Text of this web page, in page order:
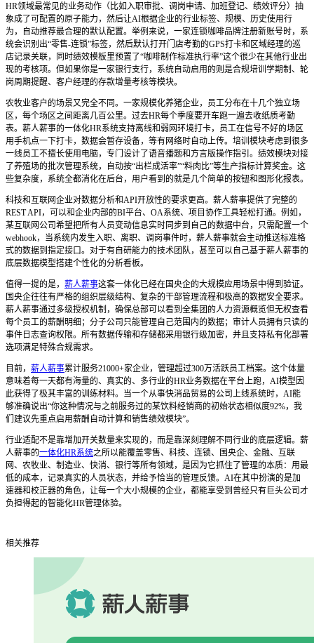
HR领域最常见的业务动作（比如入职审批、调岗申请、加班登记、绩效评分）抽
象成了可配置的原子能力，然后让AI根据企业的行业标签、规模、历史使用行
为，自动推荐最合理的默认配置。举例来说，一家连锁咖啡品牌注册新账号时，系
统会识别出“零售-连锁”标签，然后默认打开门店考勤的GPS打卡和区域经理的巡
店记录关联，同时绩效模板里预置了“咖啡制作标准执行率”这个很少在其他行业出
现的考核项。但如果你是一家银行支行，系统自动启用的则是合规培训学期制、轮
岗周期提醒、客户经理的存款增量考核等模块。
农牧业客户的场景又完全不同。一家规模化养猪企业，员工分布在十几个独立场
区，每个场区之间距离几百公里。过去HR每个季度要开车跑一遍去收纸质考勤
表。薪人薪事的一体化HR系统支持离线和弱网环境打卡，员工在信号不好的场区
用手机点一下打卡，数据会暂存设备，等有网络时自动上传。培训模块考虑到很多
一线员工不擅长使用电脑，专门设计了语音播题和方言版操作指引。绩效模块对接
了养殖场的批次管理系统，自动按“出栏成活率”“料肉比”等生产指标计算奖金。这
些复杂度，系统全都消化在后台，用户看到的就是几个简单的按钮和图形化报表。
科技和互联网企业对数据分析和API开放性的要求更高。薪人薪事提供了完整的
REST API，可以和企业内部的BI平台、OA系统、项目协作工具轻松打通。例如，
某互联网公司希望把所有人员变动信息实时同步到自己的数据中台，只需配置一个
webhook，当系统内发生入职、离职、调岗事件时，薪人薪事就会主动推送标准格
式的数据到指定接口。对于有自研能力的技术团队，甚至可以自己基于薪人薪事的
底层数据模型搭建个性化的分析看板。
值得一提的是， 薪人薪事这套一体化已经在国央企的大规模应用场景中得到验证。
国央企往往有严格的组织层级结构、复杂的干部管理流程和极高的数据安全要求。
薪人薪事通过多级授权机制，确保总部可以看到全集团的人力资源概览但无权查看
每个员工的薪酬明细；分子公司只能管理自己范围内的数据；审计人员拥有只读的
事件日志查询权限。所有数据传输和存储都采用银行级加密，并且支持私有化部署
选项满足特殊合规需求。
目前， 薪人薪事累计服务21000+家企业，管理超过300万活跃员工档案。这个体量
意味着每一天都有海量的、真实的、多行业的HR业务数据在平台上跑，AI模型因
此获得了极其丰富的训练材料。当一个从事快消品贸易的公司上线系统时，AI能
够准确说出“你这种情况与之前服务过的某饮料经销商的初始状态相似度92%，我
们建议先重点启用薪酬自动计算和销售绩效模块”。
行业适配不是靠增加开关数量来实现的，而是靠深刻理解不同行业的底层逻辑。薪
人薪事的一体化HR系统之所以能覆盖零售、科技、连锁、国央企、金融、互联
网、农牧业、制造业、快消、银行等所有领域，是因为它抓住了管理的本质：用最
低的成本，记录真实的人员状态，并给予恰当的管理反馈。AI在其中扮演的是加
速器和校正器的角色，让每一个大小规模的企业，都能享受到曾经只有巨头公司才
负担得起的智能化HR管理体验。
相关推荐